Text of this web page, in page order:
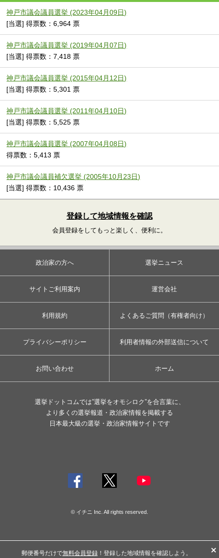
神戸市議会議員選挙 (2023年04月09日)
[当選] 得票数：6,964 票
神戸市議会議員選挙 (2019年04月07日)
[当選] 得票数：7,418 票
神戸市議会議員選挙 (2015年04月12日)
[当選] 得票数：5,301 票
神戸市議会議員選挙 (2011年04月10日)
[当選] 得票数：5,525 票
神戸市議会議員選挙 (2007年04月08日)
得票数：5,413 票
神戸市議会議員補欠選挙 (2005年10月23日)
[当選] 得票数：10,436 票
登録して地域情報を確認
会員登録をしてもっと楽しく、便利に。
政治家の方へ 選挙ニュース
サイトご利用案内 運営会社
利用規約 よくあるご質問（有権者向け）
プライバシーポリシー 利用者情報の外部送信について
お問い合わせ ホーム
選挙ドットコムでは”選挙をオモシロク”を合言葉に、
より多くの選挙報道・政治家情報を掲載する
日本最大級の選挙・政治家情報サイトです
© イチニ Inc. All rights reserved.
郵便番号だけで無料会員登録！登録した地域情報を確認しよう。